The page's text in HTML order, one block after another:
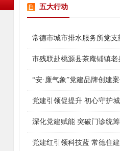
五大行动
常德市城市排水服务所党
市残联赴桃源县茶庵铺镇
“安·廉气象”党建品牌创建
党建引领促提升 初心守护
深化党建赋能 突破门诊统
党建红引领科技蓝 常德住